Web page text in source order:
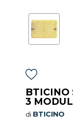
BTICINO
3
di BTICINO